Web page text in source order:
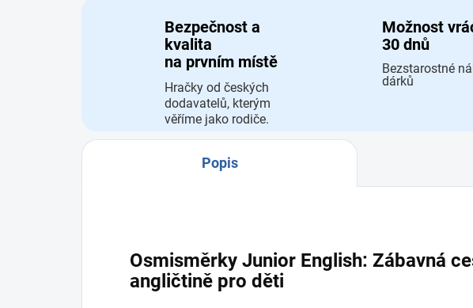
Bezpečnost a
kvalita
na prvním místě
Hračky od českých
dodavatelů, kterým
věříme jako rodiče.
Možnost
30 dnů
Bezstarostné
dárků
Popis
Osmisměrky Junior English: Zábavná
angličtině pro děti